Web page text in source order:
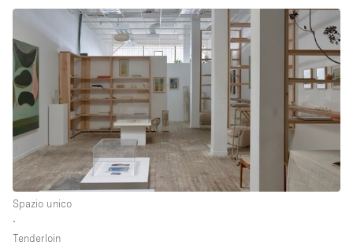
Spazio unico
∙
Tenderloin